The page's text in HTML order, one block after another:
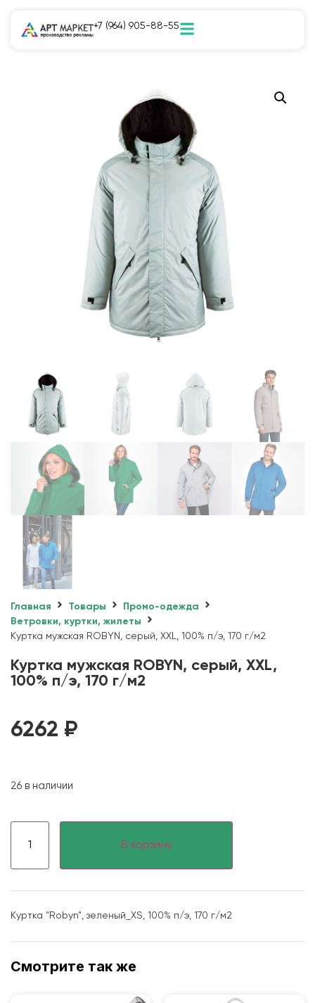
+7 (964) 905-88-55
Главная Товары
Промо-одежда
Ветровки, куртки, жилеты
Куртка мужская ROBYN, серый, XXL, 100% п/э, 170 г/м2
Куртка мужская ROBYN, серый, XXL,
100% п/э, 170 г/м2
6262 ₽
26 в наличии
В корзину
Куртка "Robyn", зеленый_XS, 100% п/э, 170 г/м2
Смотрите так же